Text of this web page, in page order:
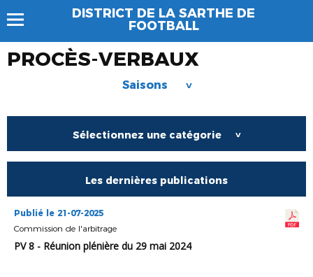
DISTRICT DE LA SARTHE DE
FOOTBALL
PROCÈS-VERBAUX
Saisons >
Sélectionnez une catégorie >
Les dernières publications
Publié le 21-07-2025
Commission de l'arbitrage
PV 8 - Réunion plénière du 29 mai 2024